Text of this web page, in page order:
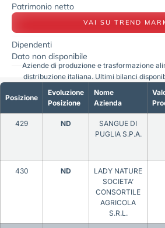
Patrimonio netto
VAI SU TREND
Dipendenti
Dato non disponibile
Posizione
Evoluzione
Posizione
Nome
Azienda
429 ND
SANGUE DI
PUGLIA S.P.A.
430 ND
LADY NATURE
SOCIETA’
CONSORTILE
AGRICOLA
S.R.L.
Aziende di produzione e trasformazione
distribuzione italiana. Ultimi bilanci